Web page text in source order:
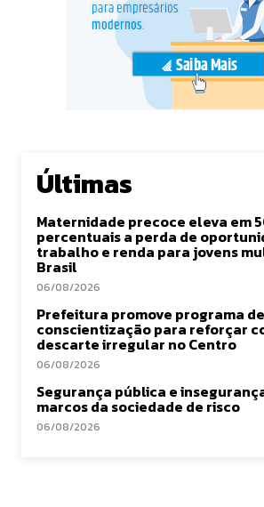
Últimas
Maternidade precoce eleva em
percentuais a perda de
trabalho e renda para jovens
Brasil
06/08/2026
Prefeitura promove programa de
conscientização para reforçar
descarte irregular no Centro
06/08/2026
Segurança pública e
marcos da sociedade de risco
06/08/2026